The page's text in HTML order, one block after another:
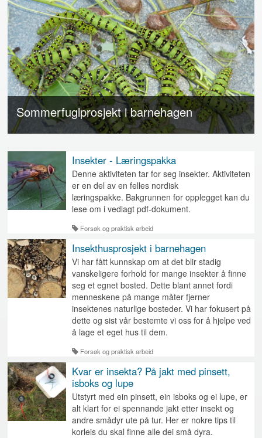
Sommerfuglprosjekt i barnehagen
Insekter - Læringspakka
Denne aktiviteten tar for seg insekter. Aktiviteten
er en del av en felles nordisk
læringspakke. Bakgrunnen for opplegget kan du
lese om i vedlagt pdf-dokument.
Forsøk og praktisk arbeid
Insekthusprosjekt i barnehagen
Vi har fått kunnskap om at det blir stadig
vanskeligere forhold for mange insekter å finne
seg et egnet bosted. Dette blant annet fordi
menneskene på mange måter fjerner
insektenes naturlige bosteder. Vi har fokusert på
dette og sist vår bestemte vi oss for å hjelpe ved
å lage et eget hus til dem.
Forsøk og praktisk arbeid
Kvar er insekta? På jakt med pinsett,
isboks og lupe
Utstyrt med ein pinsett, ein isboks og ei lupe, er
alt klart for ei spennande jakt etter insekt og
andre smådyr ute på tur. Her er nokre tips til
korleis du skal finne alle dei små dyra.